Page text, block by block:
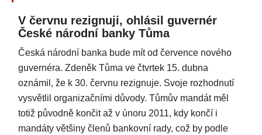
V červnu rezignuji, ohlásil guvernér
České národní banky Tůma
Česká národní banka bude mít od července nového
guvernéra. Zdeněk Tůma ve čtvrtek 15. dubna
oznámil, že k 30. červnu rezignuje. Svoje rozhodnutí
vysvětlil organizačními důvody. Tůmův mandát měl
totiž původně končit až v únoru 2011, kdy končí i
mandáty většiny členů bankovní rady, což by podle